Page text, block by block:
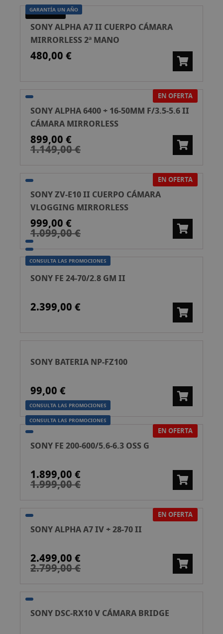
GARANTÍA UN AÑO
SEGONA MÀ
SONY ALPHA A7 II CUERPO CÁMARA
MIRRORLESS 2ª MANO
480,00 €
EN OFERTA
SONY ALPHA 6400 + 16-50MM F/3.5-5.6 II
CÁMARA MIRRORLESS
899,00 €
1.149,00 €
EN OFERTA
SONY ZV-E10 II CUERPO CÁMARA
VLOGGING MIRRORLESS
999,00 €
1.099,00 €
CONSULTA LAS PROMOCIONES
SONY FE 24-70/2.8 GM II
2.399,00 €
SONY BATERIA NP-FZ100
99,00 €
CONSULTA LAS PROMOCIONES
CONSULTA LAS PROMOCIONES
EN OFERTA
SONY FE 200-600/5.6-6.3 OSS G
1.899,00 €
1.999,00 €
EN OFERTA
SONY ALPHA A7 IV + 28-70 II
2.499,00 €
2.799,00 €
SONY DSC-RX10 V CÁMARA BRIDGE